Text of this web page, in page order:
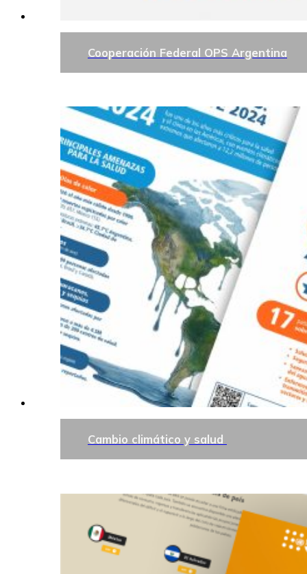
Cooperación Federal OPS Argentina
Cambio climático y salud